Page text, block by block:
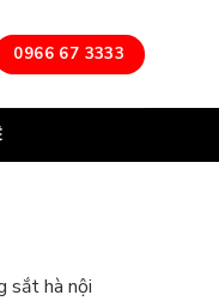
0966 67 3333
sắt hà nội